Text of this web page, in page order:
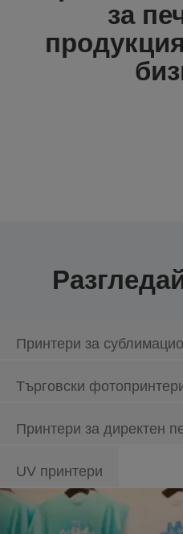
за
Принтери за
Търговски
Принтери за директен
UV принтери